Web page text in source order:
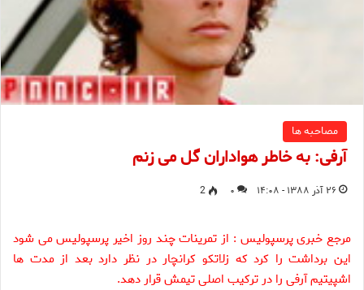
مصاحبه ها
آرفی: به خاطر هواداران گل می زنم
۲۶ آذر ۱۳۸۸ - ۱۴:۰۸ ۰ 2
مرجع خبری پرسپولیس : از تمرینات چند روز اخیر پرسپولیس می شود
این برداشت را کرد که زلاتکو کرانچار در نظر دارد بعد از مدت ها
اشپیتیم آرفی را در ترکیب اصلی تیمش قرار دهد.